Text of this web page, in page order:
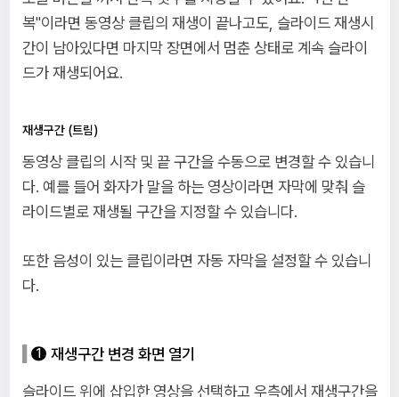
복"이라면 동영상 클립의 재생이 끝나고도, 슬라이드 재생시
간이 남아있다면 마지막 장면에서 멈춘 상태로 계속 슬라이
드가 재생되어요.
재생구간 (트림)
동영상 클립의 시작 및 끝 구간을 수동으로 변경할 수 있습니
다. 예를 들어 화자가 말을 하는 영상이라면 자막에 맞춰 슬
라이드별로 재생될 구간을 지정할 수 있습니다.
또한 음성이 있는 클립이라면 자동 자막을 설정할 수 있습니
다.
재생구간 변경 화면 열기
슬라이드 위에 삽입한 영상을 선택하고 우측에서 재생구간을